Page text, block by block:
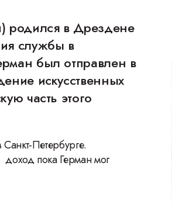
родился в Дрездене
службы в
был отправлен в
искусственных
часть этого
Петербурге.
пока Герман мог